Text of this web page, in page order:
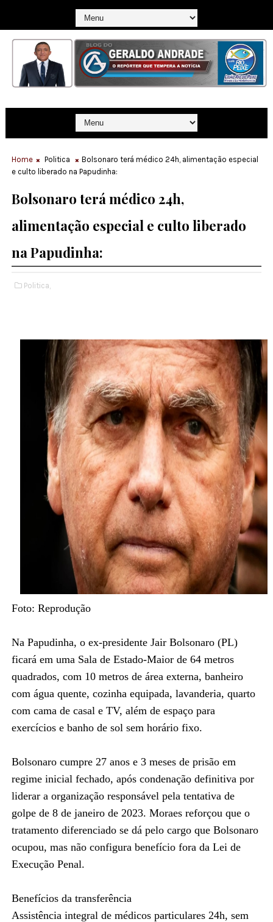
Home Politica
Bolsonaro terá médico 24h, alimentação especial
e culto liberado na Papudinha:
Bolsonaro terá médico 24h,
alimentação especial e culto liberado
na Papudinha:
Politica,
Foto: Reprodução
Na Papudinha, o ex-presidente Jair Bolsonaro (PL)
ficará em uma Sala de Estado-Maior de 64 metros
quadrados, com 10 metros de área externa, banheiro
com água quente, cozinha equipada, lavanderia, quarto
com cama de casal e TV, além de espaço para
exercícios e banho de sol sem horário fixo.
Bolsonaro cumpre 27 anos e 3 meses de prisão em
regime inicial fechado, após condenação definitiva por
liderar a organização responsável pela tentativa de
golpe de 8 de janeiro de 2023. Moraes reforçou que o
tratamento diferenciado se dá pelo cargo que Bolsonaro
ocupou, mas não configura benefício fora da Lei de
Execução Penal.
Benefícios da transferência
Assistência integral de médicos particulares 24h, sem